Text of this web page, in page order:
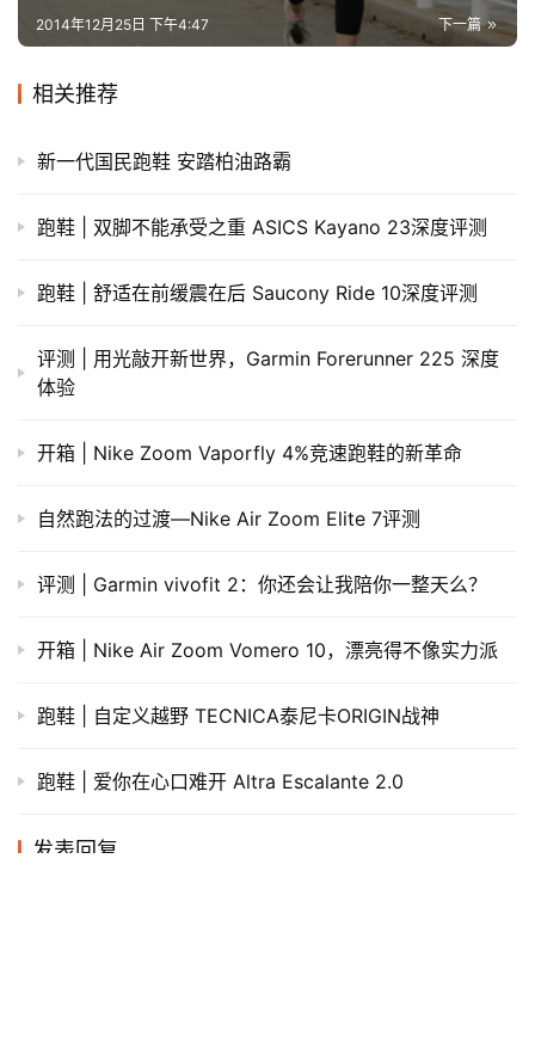
下一篇
2014年12月25日 下午4:47
相关推荐
新一代国民跑鞋 安踏柏油路霸
跑鞋 | 双脚不能承受之重 ASICS Kayano 23深度评测
跑鞋 | 舒适在前缓震在后 Saucony Ride 10深度评测
评测 | 用光敲开新世界，Garmin Forerunner 225 深度
体验
开箱 | Nike Zoom Vaporfly 4%竞速跑鞋的新革命
自然跑法的过渡—Nike Air Zoom Elite 7评测
评测 | Garmin vivofit 2：你还会让我陪你一整天么？
开箱 | Nike Air Zoom Vomero 10，漂亮得不像实力派
跑鞋 | 自定义越野 TECNICA泰尼卡ORIGIN战神
跑鞋 | 爱你在心口难开 Altra Escalante 2.0
发表回复